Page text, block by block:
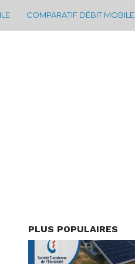
COMPARATIF DÉBIT MOBILE
PLUS POPULAIRES